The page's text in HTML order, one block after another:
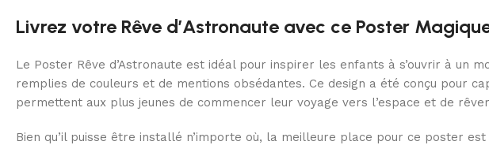
Livrez votre Rêve d’Astronaute avec ce Poster
Le Poster Rêve d’Astronaute est idéal pour inspirer les enfants à s’ouvrir à
remplies de couleurs et de mentions obsédantes. Ce design a été conçu pour
permettent aux plus jeunes de commencer leur voyage vers l’espace et de
Bien qu’il puisse être installé n’importe où, la meilleure place pour ce poster